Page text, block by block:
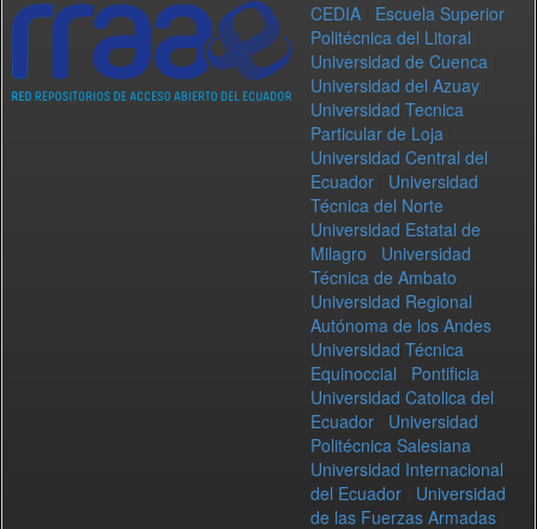
CEDIA
Escuela Superior
Politécnica del Litoral
Universidad de Cuenca
Universidad del Azuay
Universidad Tecnica
Particular de Loja
Universidad Central del
Ecuador
Universidad
Técnica del Norte
Universidad Estatal de
Milagro
Universidad
Técnica de Ambato
Universidad Regional
Autónoma de los Andes
Universidad Técnica
Equinoccial
Pontificia
Universidad Catolica del
Ecuador
Universidad
Politécnica Salesiana
Universidad Internacional
del Ecuador
Universidad
de las Fuerzas Armadas